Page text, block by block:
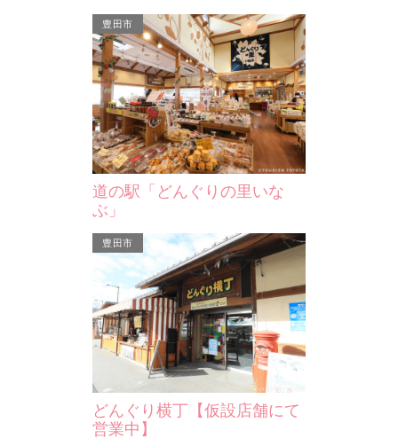
妻造りの屋根と総ヒノ
豊田市
道の駅「どんぐりの里いな
ぶ」
豊田市
どんぐり横丁【仮設店舗にて
営業中】